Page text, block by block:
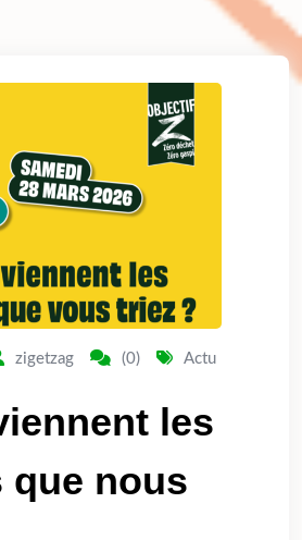
zigetzag (0) Actu
les
que nous